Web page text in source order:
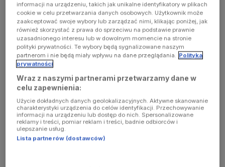
occurred
(see the
browser
console for
more
information)
informacji na urządzeniu, takich jak unikalne identyfikatory w plikach
cookie w celu przetwarzania danych osobowych. Użytkownik może
zaakceptować swoje wybory lub zarządzać nimi, klikając poniżej, jak
również skorzystać z prawa do sprzeciwu na podstawie prawnie
uzasadnionego interesu lub w dowolnym momencie na stronie
polityki prywatności. Te wybory będą sygnalizowane naszym
partnerom i nie będą miały wpływu na dane przeglądania. Polityka
prywatności
Wraz z naszymi partnerami przetwarzamy dane w
celu zapewnienia:
Użycie dokładnych danych geolokalizacyjnych. Aktywne skanowanie
charakterystyki urządzenia do celów identyfikacji. Przechowywanie
informacji na urządzeniu lub dostęp do nich. Spersonalizowane
reklamy i treści, pomiar reklam i treści, badnie odbiorców i
ulepszanie usług.
Lista partnerów (dostawców)